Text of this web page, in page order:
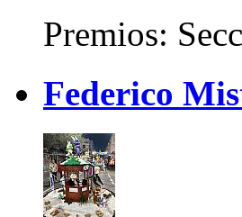
Premios:
Federico